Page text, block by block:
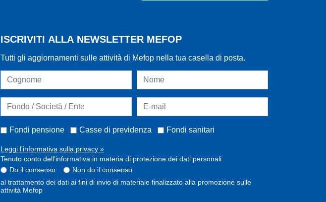
ISCRIVITI ALLA NEWSLETTER MEFOP
Tutti gli aggiornamenti sulle attività di Mefop nella tua casella di posta.
Fondi pensione Casse di previdenza Fondi sanitari
Leggi l'informativa sulla privacy »
Tenuto conto dell'informativa in materia di protezione dei dati personali
Do il consenso
Non do il consenso
al trattamento dei dati ai fini di invio di materiale finalizzato alla promozione sulle
attività Mefop